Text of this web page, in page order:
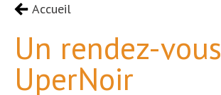
Accueil
Un rendez-vous
UperNoir